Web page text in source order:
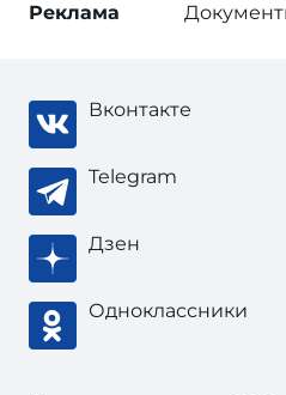
Реклама
Вконтакте
Telegram
Дзен
Одноклассники